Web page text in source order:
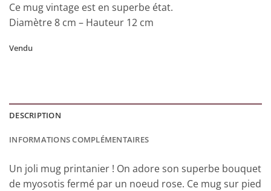
Ce mug vintage est en superbe état.
Diamètre 8 cm – Hauteur 12 cm
Vendu
DESCRIPTION
INFORMATIONS COMPLÉMENTAIRES
Un joli mug printanier ! On adore son superbe bouquet
de myosotis fermé par un noeud rose. Ce mug sur pied